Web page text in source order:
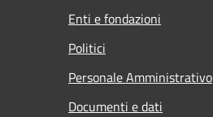
Enti e fondazioni
Politici
Personale Amministrativo
Documenti e dati